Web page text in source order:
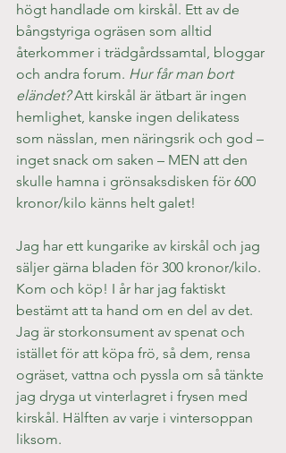
högt handlade om kirskål. Ett av de
bångstyriga ogräsen som alltid
återkommer i trädgårdssamtal, bloggar
och andra forum. Hur får man bort
eländet? Att kirskål är ätbart är ingen
hemlighet, kanske ingen delikatess
som nässlan, men näringsrik och god –
inget snack om saken – MEN att den
skulle hamna i grönsaksdisken för 600
kronor/kilo känns helt galet!
Jag har ett kungarike av kirskål och jag
säljer gärna bladen för 300 kronor/kilo.
Kom och köp! I år har jag faktiskt
bestämt att ta hand om en del av det.
Jag är storkonsument av spenat och
istället för att köpa frö, så dem, rensa
ogräset, vattna och pyssla om så tänkte
jag dryga ut vinterlagret i frysen med
kirskål. Hälften av varje i vintersoppan
liksom.